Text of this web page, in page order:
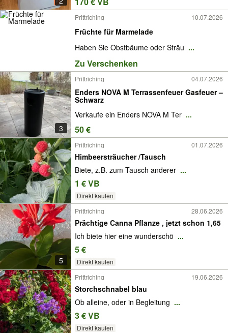
Prittriching 10.07.2026
Früchte für Marmelade
Haben Sie Obstbäume oder Sträu ...
Zu Verschenken
3
Prittriching 04.07.2026
Enders NOVA M Terrassenfeuer Gasfeuer –
Schwarz
Verkaufe ein Enders NOVA M Ter ...
50 €
Prittriching 01.07.2026
Himbeersträucher /Tausch
Biete, z.B. zum Tausch anderer ...
1 € VB
Direkt kaufen
5
Prittriching 28.06.2026
Prächtige Canna Pflanze , jetzt schon 1,65
Ich biete hier eine wunderschö ...
5 €
Direkt kaufen
Prittriching
19.06.2026
Storchschnabel blau
Ob alleine, oder in Begleitung ...
3 € VB
Direkt kaufen